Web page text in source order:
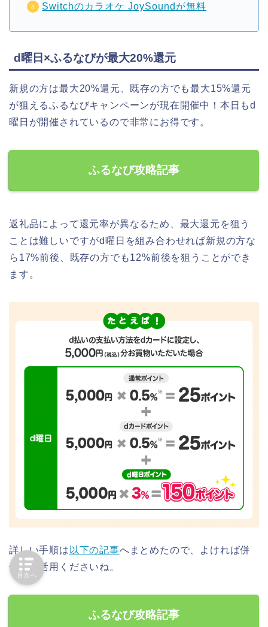
Switchのカラオケ JoySoundが無料
d曜日×ふるなびが最大20%還元
新規の方は最大20%還元、既存の方でも最大15%還元
が狙えるふるなびキャンペーンが現在開催中！本日もd
曜日が開催されているので非常にお得です。
ふるなび攻略記事
返礼品によって還元率が異なるため、最大還元を狙う
ことは難しいですがd曜日を組み合わせれば新規の方な
ら17%前後、既存の方でも12%前後を狙うことができ
ます。
詳しい手順は 以下の記事へまとめたので、よければ併
せてご活用くださいね。
ふるなび攻略記事
目次へ